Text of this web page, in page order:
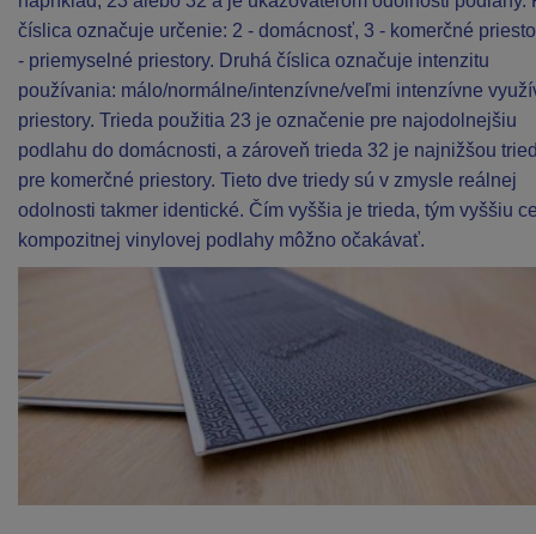
číslica označuje určenie: 2 - domácnosť, 3 - komerčné
- priemyselné priestory. Druhá číslica označuje intenzitu
používania: málo/normálne/intenzívne/veľmi intenzívne
priestory. Trieda použitia 23 je označenie pre najodolnejšiu
podlahu do domácnosti, a zároveň trieda 32 je najnižšou
pre komerčné priestory. Tieto dve triedy sú v zmysle reálnej
odolnosti takmer identické. Čím vyššia je trieda, tým vyššiu
kompozitnej vinylovej podlahy môžno očakávať.